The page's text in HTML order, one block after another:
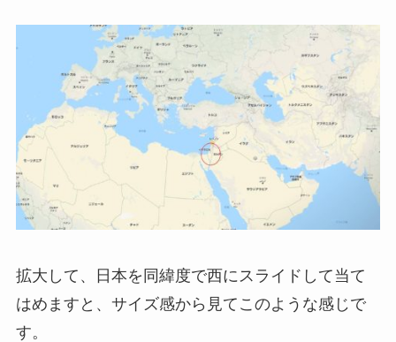
拡大して、日本を同緯度で西にスライドして当て
はめますと、サイズ感から見てこのような感じで
す。